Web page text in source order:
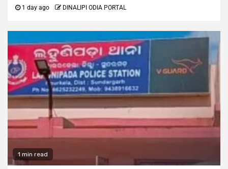
1 day ago DINALIPI ODIA PORTAL
1 min read